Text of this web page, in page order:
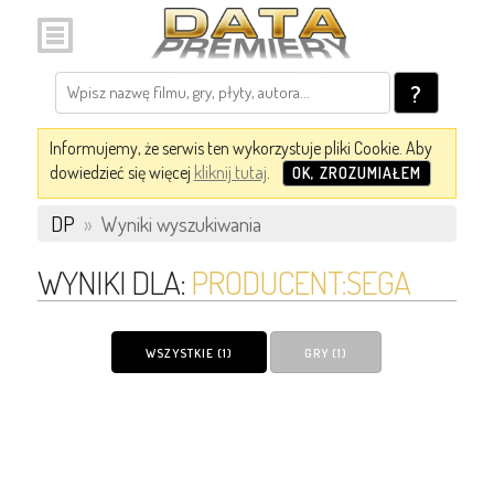
?
Informujemy, że serwis ten wykorzystuje pliki Cookie. Aby
dowiedzieć się więcej kliknij tutaj. OK, ZROZUMIAŁEM
DP » Wyniki wyszukiwania
WYNIKI DLA: PRODUCENT:SEGA
WSZYSTKIE (1) GRY (1)